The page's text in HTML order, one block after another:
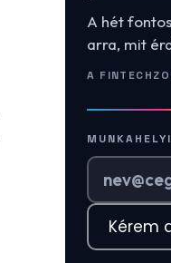
A hét
arra, mit
A
Kérem